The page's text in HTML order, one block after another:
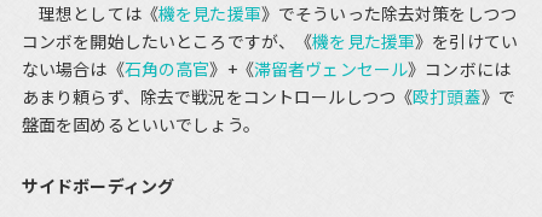
理想としては《機を見た援軍》でそういった除去対策をしつつ
コンボを開始したいところですが、《機を見た援軍》を引けてい
ない場合は《石角の高官》+《滞留者ヴェンセール》コンボには
あまり頼らず、除去で戦況をコントロールしつつ《殴打頭蓋》で
盤面を固めるといいでしょう。
サイドボーディング